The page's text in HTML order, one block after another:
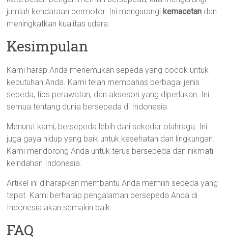
jumlah kendaraan bermotor. Ini mengurangi kemacetan dan
meningkatkan kualitas udara.
Kesimpulan
Kami harap Anda menemukan sepeda yang cocok untuk
kebutuhan Anda. Kami telah membahas berbagai jenis
sepeda, tips perawatan, dan aksesori yang diperlukan. Ini
semua tentang dunia bersepeda di Indonesia.
Menurut kami, bersepeda lebih dari sekedar olahraga. Ini
juga gaya hidup yang baik untuk kesehatan dan lingkungan.
Kami mendorong Anda untuk terus bersepeda dan nikmati
keindahan Indonesia.
Artikel ini diharapkan membantu Anda memilih sepeda yang
tepat. Kami berharap pengalaman bersepeda Anda di
Indonesia akan semakin baik.
FAQ